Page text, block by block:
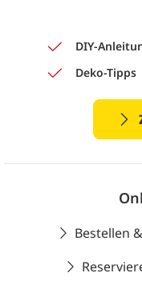
DIY-
Deko-Tipps
Bestellen